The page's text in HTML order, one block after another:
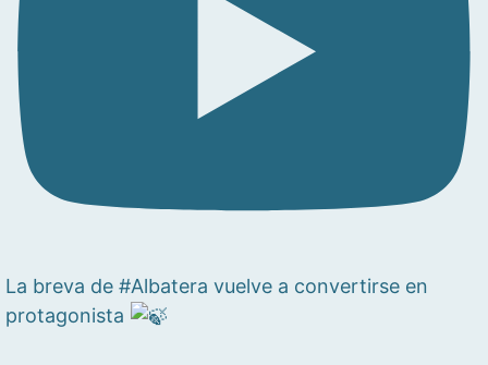
La breva de #Albatera vuelve a convertirse en
protagonista